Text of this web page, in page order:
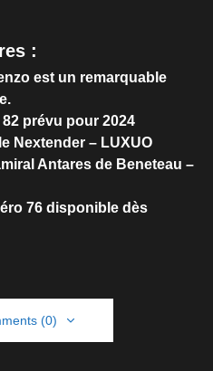
:
est un remarquable
prévu pour 2024
Nextender – LUXUO
Antares de Beneteau –
76 disponible dès
(0)